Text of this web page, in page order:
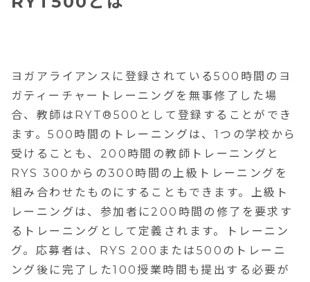
ヨガアライアンスに登録されている500時間のヨ
ガティーチャートレーニングを無事修了した場
合、教師はRYT®500として登録することができ
ます。500時間のトレーニングは、1つの学校から
受けることも、200時間の教師トレーニングと
RYS 300からの300時間の上級トレーニングを
組み合わせたものにすることもできます。上級ト
レーニングは、参加者に200時間の修了を要求す
るトレーニングとして定義されます。トレーニン
グ。応募者は、RYS 200または500のトレーニ
ング後に完了した100授業時間も提出する必要が